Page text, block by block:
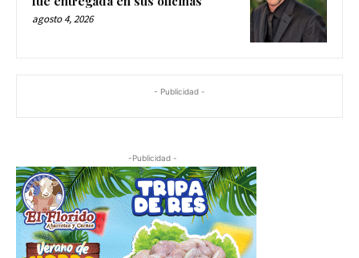
agosto 4, 2026
- Publicidad -
-Publicidad -